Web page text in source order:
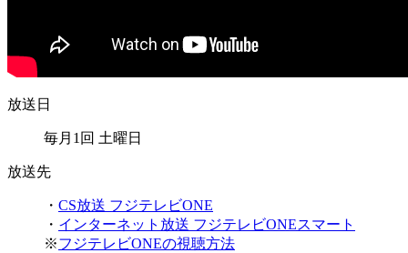
放送日
毎月1回 土曜日
放送先
・ CS放送 フジテレビONE
・ インターネット放送 フジテレビONEスマート
※フジテレビONEの視聴方法